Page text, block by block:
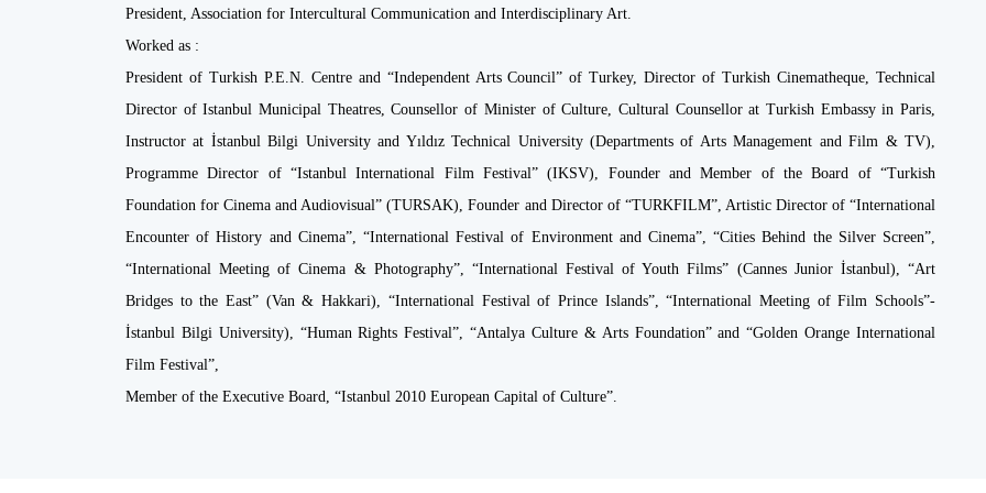
President, Association for Intercultural Communication and Interdisciplinary Art.
Worked as :
President of Turkish P.E.N. Centre and “Independent Arts Council” of Turkey, Director of Turkish Cinematheque, Technical
Director of Istanbul Municipal Theatres, Counsellor of Minister of Culture, Cultural Counsellor at Turkish Embassy in Paris,
Instructor at İstanbul Bilgi University and Yıldız Technical University (Departments of Arts Management and Film & TV),
Programme Director of “Istanbul International Film Festival” (IKSV), Founder and Member of the Board of “Turkish
Foundation for Cinema and Audiovisual” (TURSAK), Founder and Director of “TURKFILM”, Artistic Director of “International
Encounter of History and Cinema”, “International Festival of Environment and Cinema”, “Cities Behind the Silver Screen”,
“International Meeting of Cinema & Photography”, “International Festival of Youth Films” (Cannes Junior İstanbul), “Art
Bridges to the East” (Van & Hakkari), “International Festival of Prince Islands”, “International Meeting of Film Schools”-
İstanbul Bilgi University), “Human Rights Festival”, “Antalya Culture & Arts Foundation” and “Golden Orange International
Film Festival”,
Member of the Executive Board, “Istanbul 2010 European Capital of Culture”.